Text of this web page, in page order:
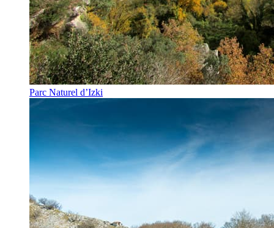
Parc Naturel d’Izki